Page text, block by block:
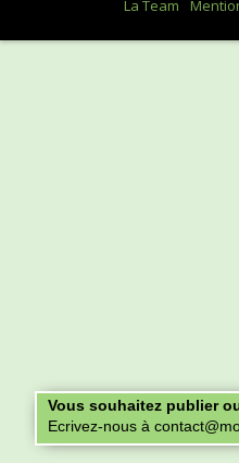
La Team
Vous souhaitez publier
Ecrivez-nous à